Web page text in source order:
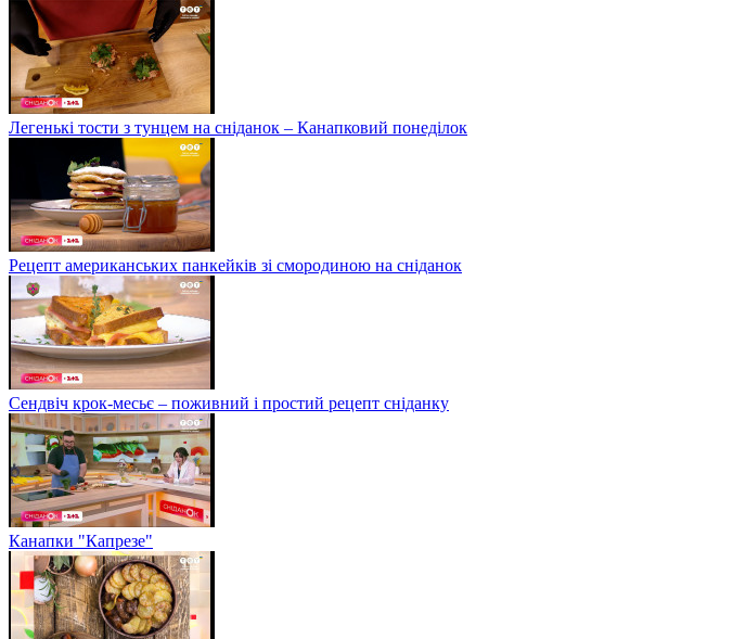
Легенькі тости з тунцем на сніданок – Канапковий понеділок
Рецепт американських панкейків зі смородиною на сніданок
Сендвіч крок-месьє – поживний і простий рецепт сніданку
Канапки "Капрезе"